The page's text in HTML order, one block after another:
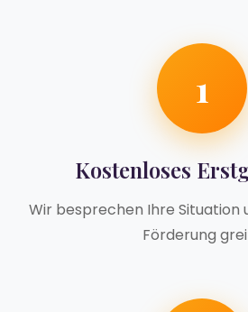
1
Kostenloses
Wir besprechen Ihre Situation
Förderung